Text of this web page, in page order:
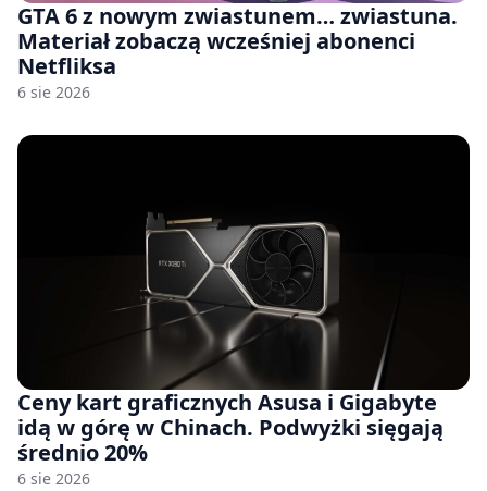
GTA 6 z nowym zwiastunem… zwiastuna.
Materiał zobaczą wcześniej abonenci
Netfliksa
6 sie 2026
Ceny kart graficznych Asusa i Gigabyte
idą w górę w Chinach. Podwyżki sięgają
średnio 20%
6 sie 2026